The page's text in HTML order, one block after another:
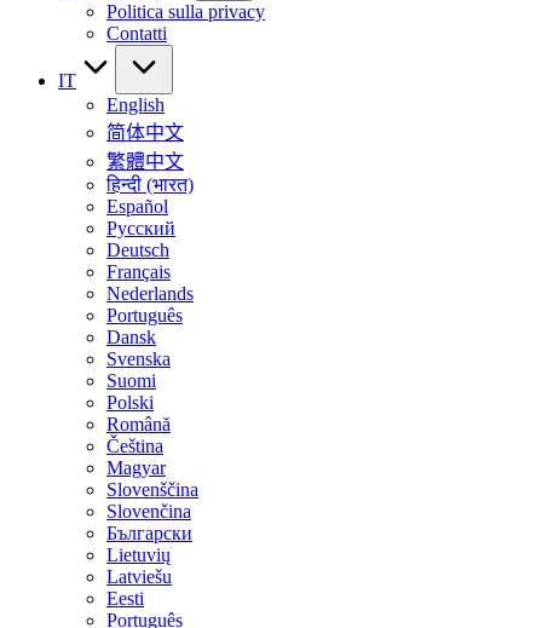
Politica sulla privacy
Contatti
IT
English
简体中文
繁體中文
हिन्दी (भारत)
Español
Русский
Deutsch
Français
Nederlands
Português
Dansk
Svenska
Suomi
Polski
Română
Čeština
Magyar
Slovenščina
Slovenčina
Български
Lietuvių
Latviešu
Eesti
Português